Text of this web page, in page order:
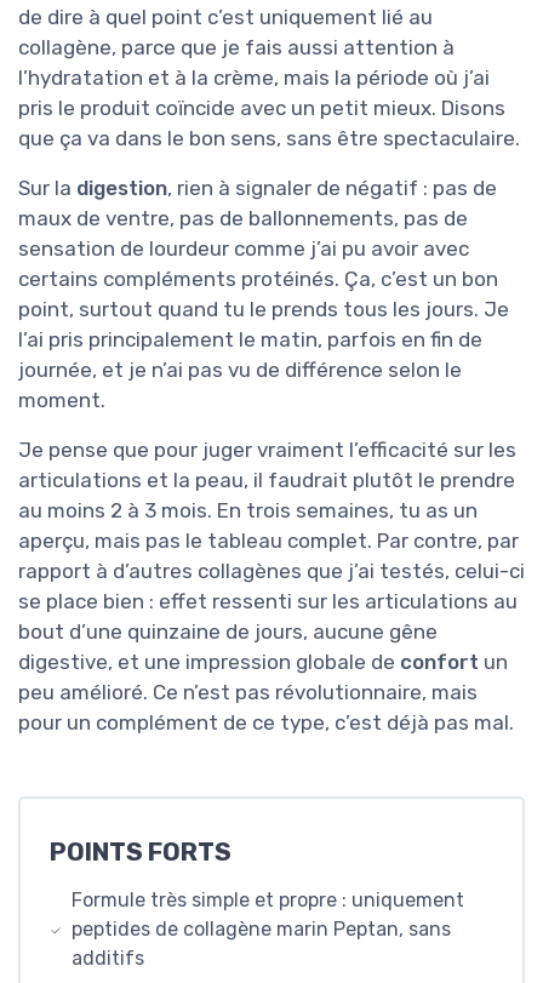
de dire à quel point c’est uniquement lié au
collagène, parce que je fais aussi attention à
l’hydratation et à la crème, mais la période où j’ai
pris le produit coïncide avec un petit mieux. Disons
que ça va dans le bon sens, sans être spectaculaire.
Sur la digestion, rien à signaler de négatif : pas de
maux de ventre, pas de ballonnements, pas de
sensation de lourdeur comme j’ai pu avoir avec
certains compléments protéinés. Ça, c’est un bon
point, surtout quand tu le prends tous les jours. Je
l’ai pris principalement le matin, parfois en fin de
journée, et je n’ai pas vu de différence selon le
moment.
Je pense que pour juger vraiment l’efficacité sur les
articulations et la peau, il faudrait plutôt le prendre
au moins 2 à 3 mois. En trois semaines, tu as un
aperçu, mais pas le tableau complet. Par contre, par
rapport à d’autres collagènes que j’ai testés, celui-ci
se place bien : effet ressenti sur les articulations au
bout d’une quinzaine de jours, aucune gêne
digestive, et une impression globale de confort un
peu amélioré. Ce n’est pas révolutionnaire, mais
pour un complément de ce type, c’est déjà pas mal.
POINTS FORTS
Formule très simple et propre : uniquement
peptides de collagène marin Peptan, sans
additifs